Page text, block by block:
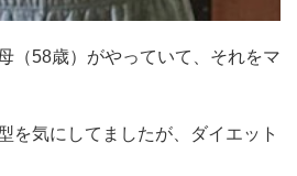
（58歳）がやっていて、それをマ
を気にしてましたが、ダイエット